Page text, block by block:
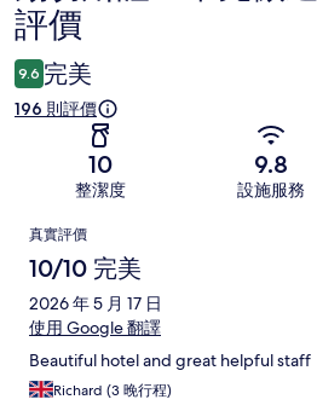
價
評價
9.6 完美
196 則評價
10
整潔度
9.8
設施服務
評
價
真實評價
10/10 完美
2026 年 5 月 17 日
使用 Google 翻譯
Beautiful hotel and great helpful staff
Richard (3 晚行程)